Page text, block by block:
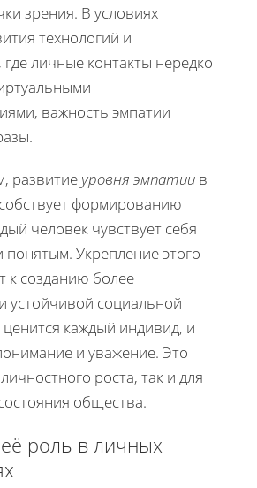
зрения. В условиях
технологий и
где личные контакты нередко
важность эмпатии
развитие уровня эмпатии в
формированию
человек чувствует себя
Укрепление этого
к созданию более
устойчивой социальной
ценится каждый индивид, и
и уважение. Это
роста, так и для
общества.
роль в личных